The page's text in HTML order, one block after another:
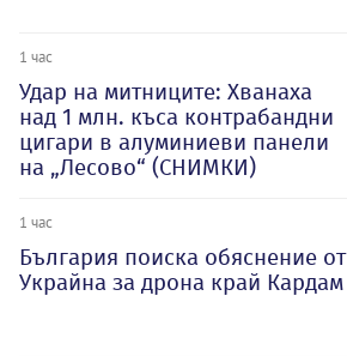
1 час
Удар на митниците: Хванаха
над 1 млн. къса контрабандни
цигари в алуминиеви панели
на „Лесово“ (СНИМКИ)
1 час
България поиска обяснение от
Украйна за дрона край Кардам